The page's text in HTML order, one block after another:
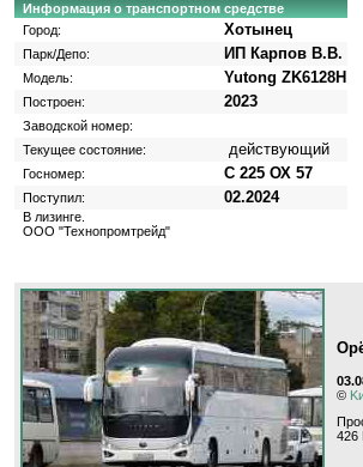
Информация о транспортном средстве
Город:
Хотынец
Парк/Депо: ИП Карпов В.В.
Модель: Yutong ZK6128H
Построен: 2023
Заводской номер:
Текущее состояние:
действующий
Госномер: С 225 ОХ 57
Поступил: 02.2024
В лизинге.
ООО "Технопромтрейд"
©
426